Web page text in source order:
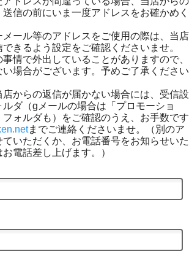
信の前にいま一度アドレスをお確かめく
メール等のアドレスをご使用の際は、当店
きるよう設定をご確認くださいませ。
事情で外出していることがありますので、
場合がございます。予めご了承ください
店からの返信が届かない場合には、受信設
ダ（gメールの場合は「プロモーショ
フォルダも）をご確認のうえ、お手数です
までご連絡くださいませ。（別のア
ていただくか、お電話番号をお知らせいた
電話差し上げます。）